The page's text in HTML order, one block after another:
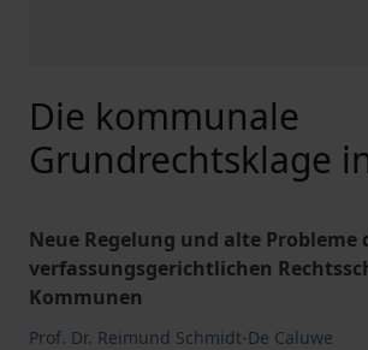
Die kommunale
Grundrechtsklage
Neue Regelung und alte Probleme
verfassungsgerichtlichen
Kommunen
Prof. Dr. Reimund Schmidt-De Caluwe